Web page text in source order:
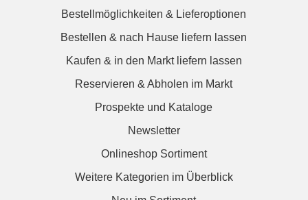
Bestellmöglichkeiten & Lieferoptionen
Bestellen & nach Hause liefern lassen
Kaufen & in den Markt liefern lassen
Reservieren & Abholen im Markt
Prospekte und Kataloge
Newsletter
Onlineshop Sortiment
Weitere Kategorien im Überblick